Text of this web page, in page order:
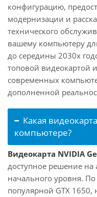
конфигурацию,
модернизации и
технического
вашему компьютеру
до середины 2030х
топовой видеокартой
современных
дополненной
Какая
компьютере?
Видеокарта NVIDIA
доступное решение на
начального уровня.
популярной GTX 1650,